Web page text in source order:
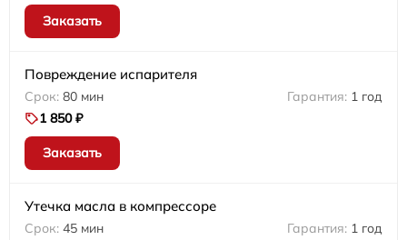
Заказать
Повреждение испарителя
80 мин
1 год
1 850 ₽
Заказать
Утечка масла в компрессоре
45 мин
1 год